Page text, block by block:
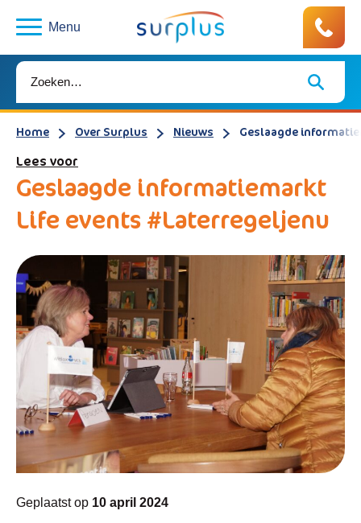
Menu
Home Over Surplus Nieuws Geslaagde
Lees voor
Geslaagde informatiemarkt
Life events #Laterregeljenu
Geplaatst op 10 april 2024